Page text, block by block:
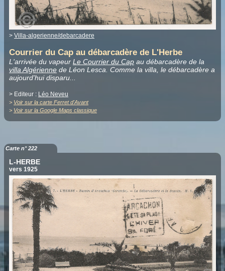
> Villa-algerienne/debarcadere
Courrier du Cap au débarcadère de L'Herbe
L'arrivée du vapeur Le Courrier du Cap au débarcadère de la
villa Algérienne de Léon Lesca. Comme la villa, le débarcadère a
aujourd'hui disparu...
> Editeur : Léo Neveu
> Voir sur la carte Ferret d'Avant
> Voir sur la Google Maps classique
Carte n° 222
L-HERBE
vers 1925